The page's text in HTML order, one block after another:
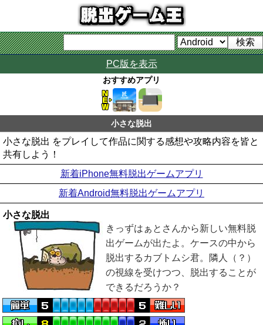
PC版を表示
おすすめアプリ
小さな脱出
小さな脱出 をプレイして作品に関する感想や攻略内容を皆と
共有しよう！
新着iPhone無料脱出ゲームアプリ
新着Android無料脱出ゲームアプリ
小さな脱出
きっずはぁとさんから新しい無料脱
出ゲームが出たよ。ケースの中から
脱出するカブトムシ君。隣人（？）
の視線を受けつつ、脱出することが
できるだろうか？